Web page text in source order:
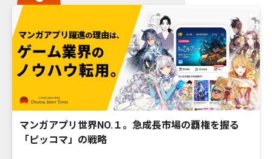
マンガアプリ世界NO.１。急成長市場の覇権を握る
「ピッコマ」の戦略